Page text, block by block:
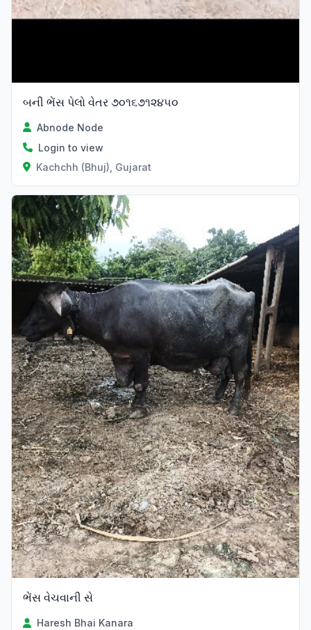
બની ભેંસ પેલો વેતર ૭૦૧૬૭૧૨૪૫૦
Abnode Node
Login to view
Kachchh (Bhuj), Gujarat
ભેંસ વેચવાની સે
Haresh Bhai Kanara